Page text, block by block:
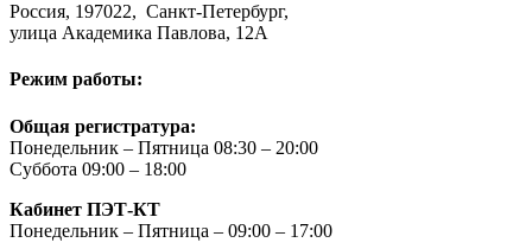
Россия, 197022, Санкт-Петербург,
улица Академика Павлова, 12А
Режим работы:
Общая регистратура:
Понедельник – Пятница 08:30 – 20:00
Суббота 09:00 – 18:00
Кабинет ПЭТ-КТ
Понедельник – Пятница – 09:00 – 17:00